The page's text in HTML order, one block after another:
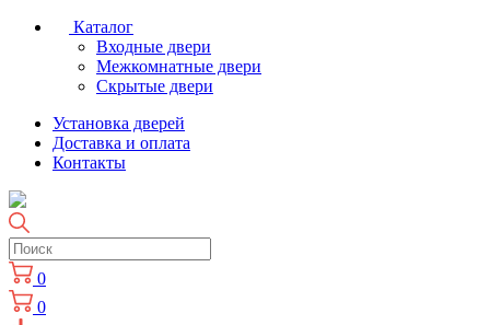
Каталог
Входные двери
Межкомнатные двери
Скрытые двери
Установка дверей
Доставка и оплата
Контакты
0
0